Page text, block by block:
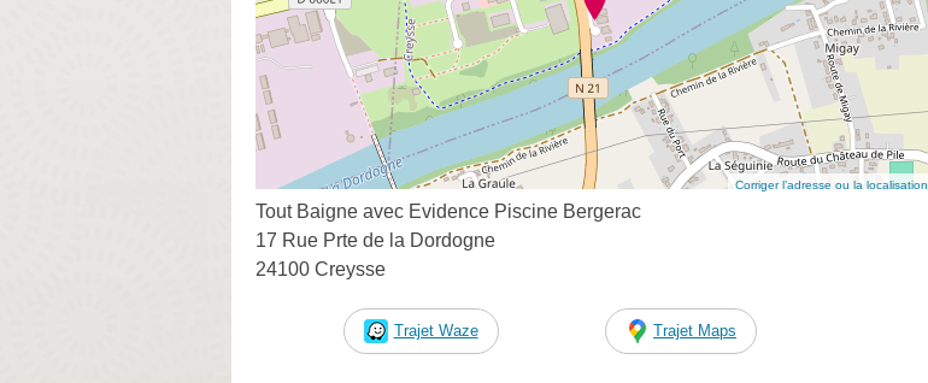
Corriger l’adresse ou la localisation
Tout Baigne avec Evidence Piscine Bergerac
17 Rue Prte de la Dordogne
24100 Creysse
Trajet Waze Trajet Maps